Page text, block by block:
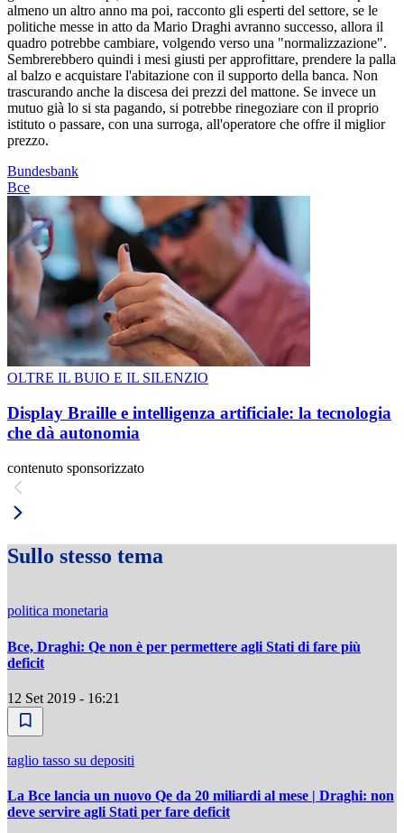
almeno un altro anno ma poi, racconto gli esperti del settore, se le
politiche messe in atto da Mario Draghi avranno successo, allora il
quadro potrebbe cambiare, volgendo verso una "normalizzazione".
Sembrerebbero quindi i mesi giusti per approfittare, prendere la palla
al balzo e acquistare l'abitazione con il supporto della banca. Non
trascurando anche la discesa dei prezzi del mattone. Se invece un
mutuo già lo si sta pagando, si potrebbe rinegoziare con il proprio
istituto o passare, con una surroga, all'operatore che offre il miglior
prezzo.
Bundesbank
Bce
OLTRE IL BUIO E IL SILENZIO
Display Braille e intelligenza artificiale: la tecnologia
che dà autonomia
contenuto sponsorizzato
Sullo stesso tema
politica monetaria
Bce, Draghi: Qe non è per permettere agli Stati di fare più
deficit
12 Set 2019 - 16:21
taglio tasso su depositi
La Bce lancia un nuovo Qe da 20 miliardi al mese | Draghi: non
deve servire agli Stati per fare deficit